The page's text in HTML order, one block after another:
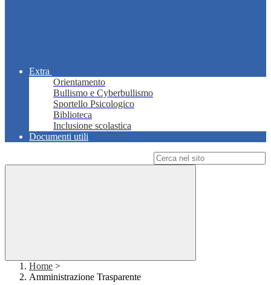
Extra
Orientamento
Bullismo e Cyberbullismo
Sportello Psicologico
Biblioteca
Inclusione scolastica
Documenti utili
Home >
Amministrazione Trasparente